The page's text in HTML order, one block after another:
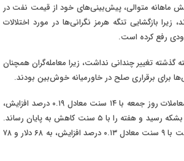
ماهانه متوالی، پیش‌بینی‌های خود از قیمت نفت در
زیرا بازگشایی تنگه هرمز نگرانی‌ها در مورد اختلالات
رفع کرده است.
تغییر چندانی نداشت، زیرا معامله‌گران همچنان
برای برقراری صلح در خاورمیانه خوش‌بین بودند.
روز جمعه با ۱۴
سنت معادل ۰.۱۹ درصد افزایش،
به ۷۱ دلار و ۹۴ سنت در هر بشکه رسید و هفته را با ۵ سنت کاهش به پایان رساند.
نفت وست تگزاس اینترمدیت با ۹ سنت معادل ۰.۱۳ درصد افزایش، به ۶۸ دلار و ۷۸